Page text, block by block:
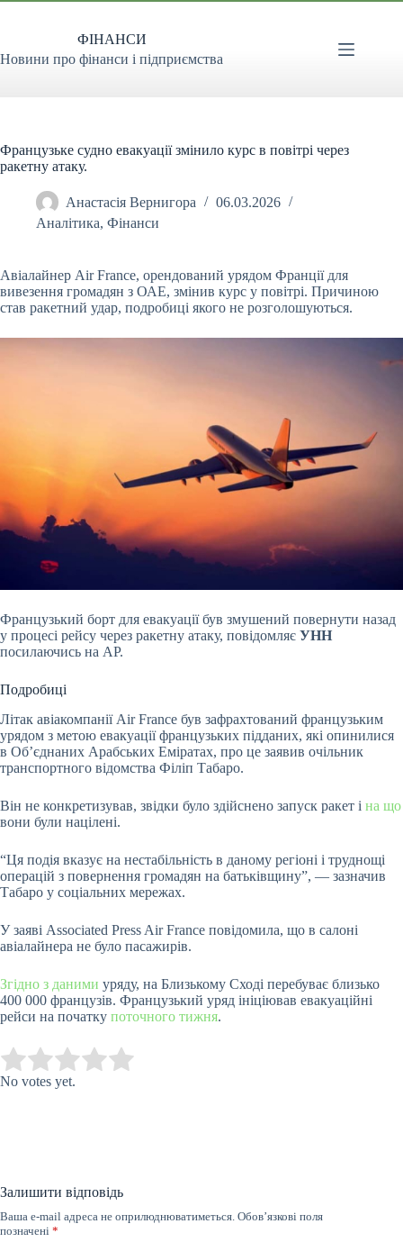
Перейти
ФІНАНСИ
Новини про фінанси і підприємства
Французьке судно евакуації змінило курс в повітрі через
ракетну атаку.
Анастасія Вернигора
06.03.2026
Аналітика, Фінанси
Авіалайнер Air France, орендований урядом Франції для
вивезення громадян з ОАЕ, змінив курс у повітрі. Причиною
став ракетний удар, подробиці якого не розголошуються.
Французький борт для евакуації був змушений повернути назад
у процесі рейсу через ракетну атаку, повідомляє УНН
посилаючись на AP.
Подробиці
Літак авіакомпанії Air France був зафрахтований французьким
урядом з метою евакуації французьких підданих, які опинилися
в Об’єднаних Арабських Еміратах, про це заявив очільник
транспортного відомства Філіп Табаро.
Він не конкретизував, звідки було здійснено запуск ракет і на що
вони були націлені.
“Ця подія вказує на нестабільність в даному регіоні і труднощі
операцій з повернення громадян на батьківщину”, — зазначив
Табаро у соціальних мережах.
У заяві Associated Press Air France повідомила, що в салоні
авіалайнера не було пасажирів.
Згідно з даними уряду, на Близькому Сході перебуває близько
400 000 французів. Французький уряд ініціював евакуаційні
рейси на початку поточного тижня.
Rate this item:
No votes yet.
Залишити відповідь
Ваша e-mail адреса не оприлюднюватиметься. Обов’язкові поля
позначені *